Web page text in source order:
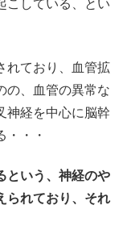
こしている、とい
れており、血管拡
の、血管の異常な
神経を中心に脳幹
・・・
という、神経のや
られており、それ